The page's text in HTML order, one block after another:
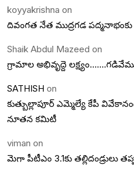
koyyakrishna on
దివంగత నేత ముద్రగడ
Shaik Abdul Mazeed on
గ్రామాల అభివృద్దె
SATHISH on
కుత్బుల్లాపూర్ ఎమ్మెల్యే కేపీ
నూతన కమిటీ
viman on
మెగా పీటీఎం 3.1కు తల్లిదండ్రులు